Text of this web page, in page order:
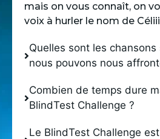
mais on vous connaît, on
voix à hurler le nom de
Quelles sont les chansons
nous pouvons nous
Combien de temps dure
BlindTest Challenge ?
Le BlindTest Challenge